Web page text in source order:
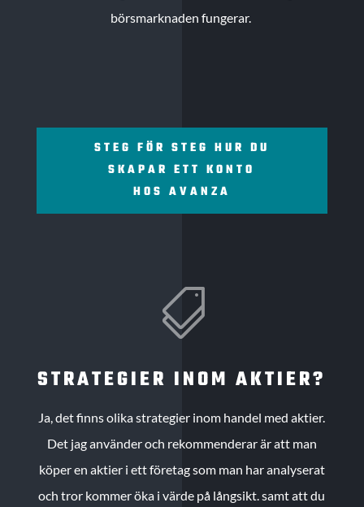
börsmarknaden fungerar.
STEG FÖR STEG HUR DU
SKAPAR ETT KONTO
HOS AVANZA

STRATEGIER INOM AKTIER?
Ja, det finns olika strategier inom handel med aktier.
Det jag använder och rekommenderar är att man
köper en aktier i ett företag som man har analyserat
och tror kommer öka i värde på långsikt. samt att du